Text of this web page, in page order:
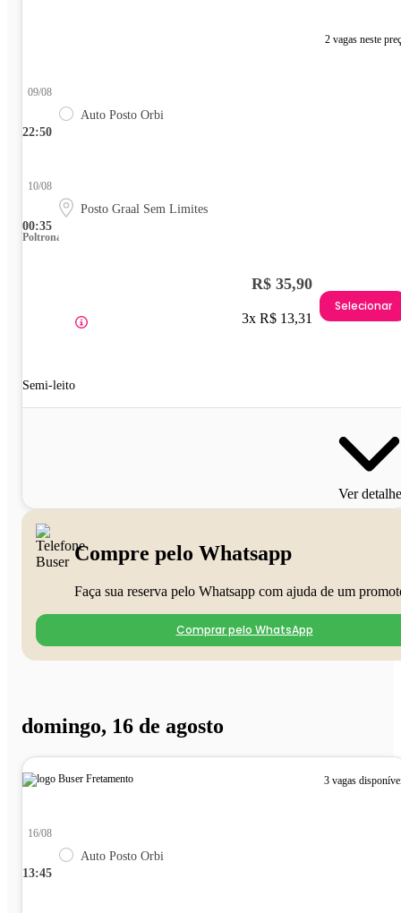
2 vagas neste
22:50
09/08
Auto Posto Orbi
00:35
10/08
Posto Graal Sem Limites
Poltrona
Semi-leito
R$ 35,90
3x R$ 13,31
Selecionar
Ver
Compre pelo Whatsapp
Faça sua reserva pelo Whatsapp com ajuda de um
Comprar pelo WhatsApp
domingo, 16 de agosto
3 vagas
13:45
16/08
Auto Posto Orbi